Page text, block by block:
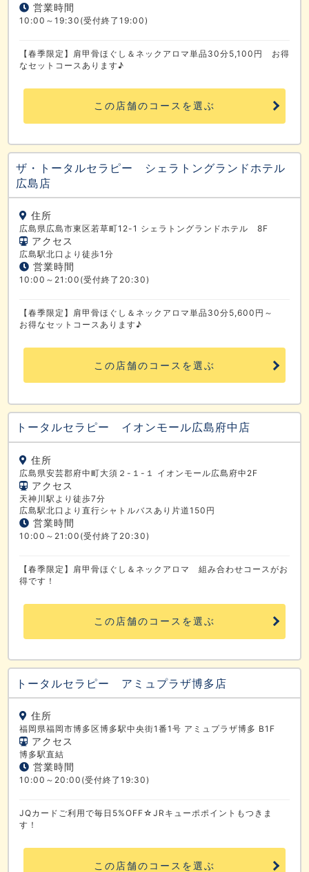
営業時間
10:00～19:30(受付終了19:00)
【春季限定】肩甲骨ほぐし＆ネックアロマ単品30分5,100円 お得
なセットコースあります♪
この店舗のコースを選ぶ
ザ・トータルセラピー シェラトングランドホテル
広島店
住所
広島県広島市東区若草町12-1 シェラトングランドホテル 8F
アクセス
広島駅北口より徒歩1分
営業時間
10:00～21:00(受付終了20:30)
【春季限定】肩甲骨ほぐし＆ネックアロマ単品30分5,600円～
お得なセットコースあります♪
この店舗のコースを選ぶ
トータルセラピー イオンモール広島府中店
住所
広島県安芸郡府中町大須２-１-１ イオンモール広島府中2F
アクセス
天神川駅より徒歩7分
広島駅北口より直行シャトルバスあり片道150円
営業時間
10:00～21:00(受付終了20:30)
【春季限定】肩甲骨ほぐし＆ネックアロマ 組み合わせコースがお
得です！
この店舗のコースを選ぶ
トータルセラピー アミュプラザ博多店
住所
福岡県福岡市博多区博多駅中央街1番1号 アミュプラザ博多 B1F
アクセス
博多駅直結
営業時間
10:00～20:00(受付終了19:30)
JQカードご利用で毎日5%OFF☆JRキューポポイントもつきま
す！
この店舗のコースを選ぶ